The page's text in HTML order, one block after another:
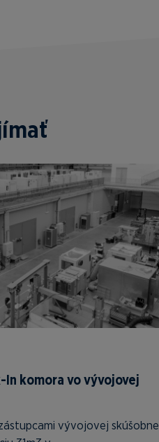
komora vo vývojovej
vývojovej skúšobne